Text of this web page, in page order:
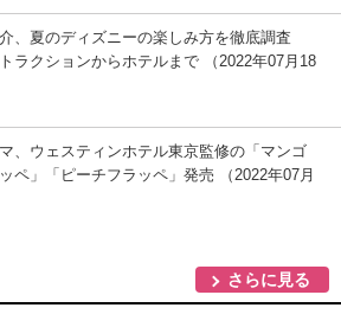
、夏のディズニーの楽しみ方を徹底調査
ラクションからホテルまで （2022年07月18
、ウェスティンホテル東京監修の「マンゴ
ペ」「ピーチフラッペ」発売 （2022年07月
さらに見る